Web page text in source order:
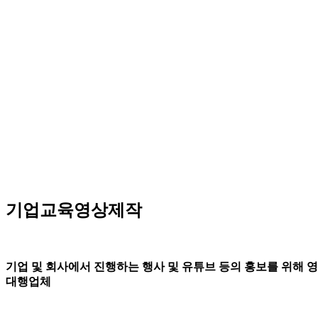
기업교육영상제작
기업 및 회사에서 진행하는 행사 및 유튜브 등의 홍보를 위해
대행업체